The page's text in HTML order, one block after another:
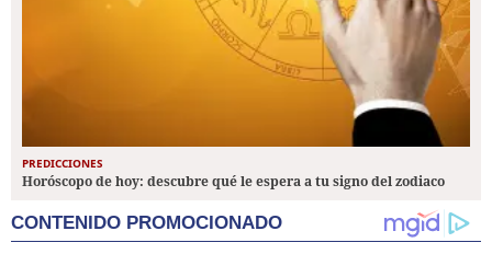
PREDICCIONES
Horóscopo de hoy: descubre qué le espera a tu signo del zodiaco
CONTENIDO PROMOCIONADO